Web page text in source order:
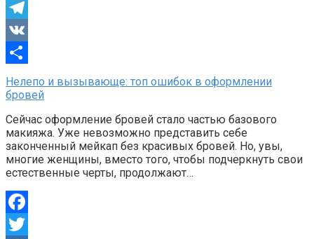
Odnoklassniki
Telegram
VK
Отправить
Нелепо и вызывающе: топ ошибок в оформлении
бровей
Сейчас оформление бровей стало частью базового
макияжа. Уже невозможно представить себе
законченный мейкап без красивых бровей. Но, увы,
многие женщины, вместо того, чтобы подчеркнуть свои
естественные черты, продолжают…
Facebook